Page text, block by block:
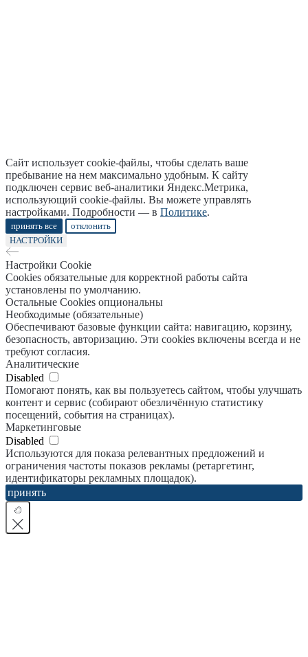
Сайт использует cookie-файлы, чтобы сделать ваше
пребывание на нем максимально удобным. К cайту
подключен сервис веб-аналитики Яндекс.Метрика,
использующий cookie-файлы. Вы можете управлять
настройками. Подробности — в Политике.
принять все
отклонить
НАСТРОЙКИ
Настройки Cookie
Cookies обязательные для корректной работы сайта
установлены по умолчанию.
Остальные Cookies опциональны
Необходимые (обязательные)
Обеспечивают базовые функции сайта: навигацию, корзину,
безопасность, авторизацию. Эти cookies включены всегда и не
требуют согласия.
Аналитические
Disabled
Помогают понять, как вы пользуетесь сайтом, чтобы улучшать
контент и сервис (собирают обезличённую статистику
посещений, события на страницах).
Маркетинговые
Disabled
Используются для показа релевантных предложений и
ограничения частоты показов рекламы (ретаргетинг,
идентификаторы рекламных площадок).
принять